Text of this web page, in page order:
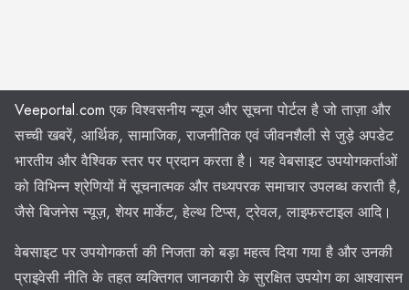
Veeportal.com एक विश्वसनीय न्यूज और सूचना पोर्टल है जो ताज़ा और
सच्ची खबरें, आर्थिक, सामाजिक, राजनीतिक एवं जीवनशैली से जुड़े अपडेट
भारतीय और वैश्विक स्तर पर प्रदान करता है। यह वेबसाइट उपयोगकर्ताओं
को विभिन्न श्रेणियों में सूचनात्मक और तथ्यपरक समाचार उपलब्ध कराती है,
जैसे बिजनेस न्यूज़, शेयर मार्केट, हेल्थ टिप्स, ट्रेवल, लाइफस्टाइल आदि।
वेबसाइट पर उपयोगकर्ता की निजता को बड़ा महत्व दिया गया है और उनकी
प्राइवेसी नीति के तहत व्यक्तिगत जानकारी के सुरक्षित उपयोग का आश्वासन